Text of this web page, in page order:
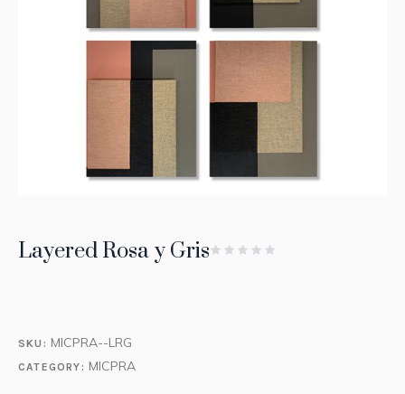
Layered Rosa y Gris
SKU: MICPRA--LRG
CATEGORY: MICPRA